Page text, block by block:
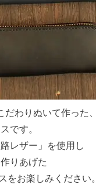
わりぬいて作った、
です。
レザー」を使用し
りあげた
お楽しみください。